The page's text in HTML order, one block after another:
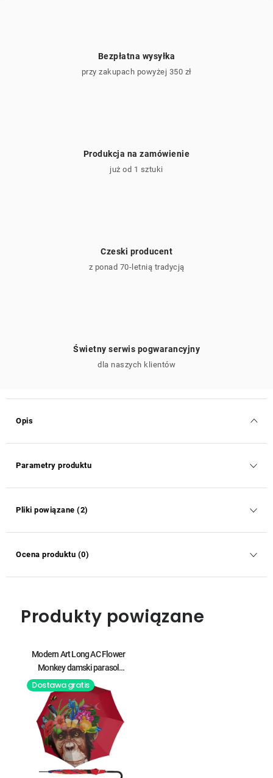
Bezpłatna wysyłka
przy zakupach powyżej 350 zł
Produkcja na zamówienie
już od 1 sztuki
Czeski producent
z ponad 70-letnią tradycją
Świetny serwis pogwarancyjny
dla naszych klientów
Opis
Parametry produktu
Pliki powiązane (2)
Ocena produktu (0)
Produkty powiązane
Modern Art Long AC Flower
Monkey damski parasol
automatyczny
Dostawa gratis